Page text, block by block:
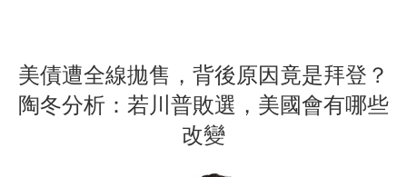
美債遭全線拋售，背後原因竟是拜登？
陶冬分析：若川普敗選，美國會有哪些
改變